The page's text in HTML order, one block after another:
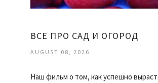
ВСЕ ПРО САД И ОГОРОД
AUGUST 08, 2026
Наш фильм о том, как успешно